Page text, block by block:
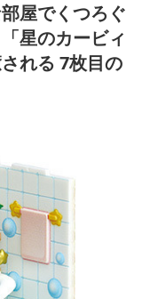
屋でくつろぐ
星のカービィ
れる 7枚目の